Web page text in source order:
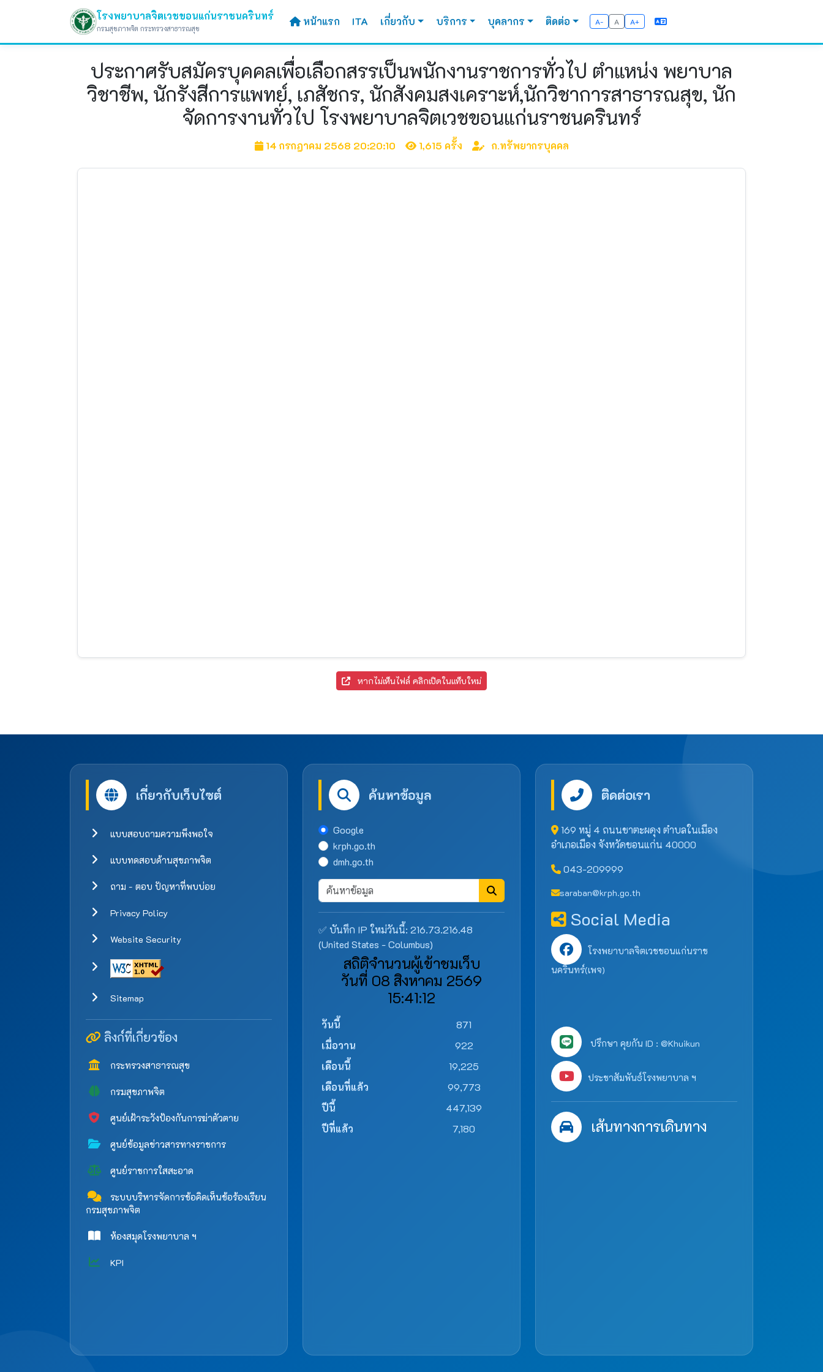
โรงพยาบาลจิตเวชขอนแก่นราชนครินทร์
กรมสุขภาพจิต กระทรวงสาธารณสุข
หน้าแรก ITA เกี่ยวกับ บริการ บุคลากร ติดต่อ A- A A+
ประกาศรับสมัครบุคคลเพื่อเลือกสรรเป็นพนักงานราชการทั่วไป ตำแหน่ง พยาบาล
วิชาชีพ, นักรังสีการแพทย์, เภสัชกร, นักสังคมสงเคราะห์,นักวิชาการสาธารณสุข, นัก
จัดการงานทั่วไป โรงพยาบาลจิตเวชขอนแก่นราชนครินทร์
14 กรกฎาคม 2568 20:20:10 1,615 ครั้ง ก.ทรัพยากรบุคคล
หากไม่เห็นไฟล์ คลิกเปิดในแท็บใหม่
เกี่ยวกับเว็บไซต์
แบบสอบถามความพึงพอใจ
แบบทดสอบด้านสุขภาพจิต
ถาม - ตอบ ปัญหาที่พบบ่อย
Privacy Policy
Website Security
Sitemap
ลิงก์ที่เกี่ยวข้อง
กระทรวงสาธารณสุข
กรมสุขภาพจิต
ศูนย์เฝ้าระวังป้องกันการฆ่าตัวตาย
ศูนย์ข้อมูลข่าวสารทางราชการ
ศูนย์ราชการใสสะอาด
ระบบบริหารจัดการข้อคิดเห็นข้อร้องเรียน
กรมสุขภาพจิต
ห้องสมุดโรงพยาบาล ฯ
KPI
ค้นหาข้อมูล
Google
krph.go.th
dmh.go.th
✅ บันทึก IP ใหม่วันนี้: 216.73.216.48
(United States - Columbus)
สถิติจำนวนผู้เข้าชมเว็บ
วันที่ 08 สิงหาคม 2569
15:41:12
วันนี้
871
เมื่อวาน
922
เดือนนี้
19,225
เดือนที่แล้ว
99,773
ปีนี้
447,139
ปีที่แล้ว
7,180
ติดต่อเรา
169 หมู่ 4 ถนนชาตะผดุง ตำบลในเมือง
อำเภอเมือง จังหวัดขอนแก่น 40000
043-209999
saraban@krph.go.th
Social Media
โรงพยาบาลจิตเวชขอนแก่นราช
นครินทร์(เพจ)
ปรึกษา คุยกัน ID : @Khuikun
ประชาสัมพันธ์โรงพยาบาล ฯ
เส้นทางการเดินทาง